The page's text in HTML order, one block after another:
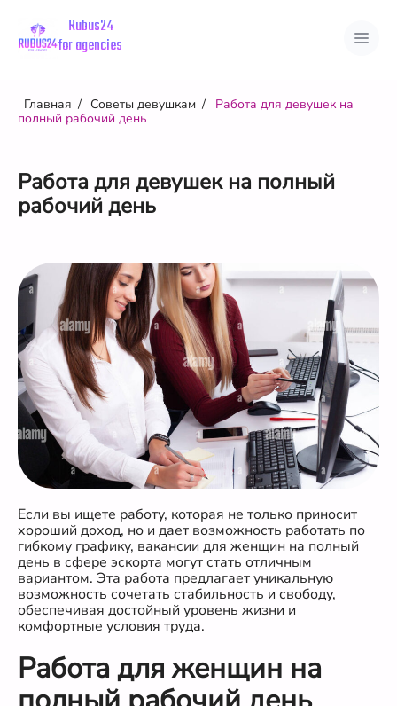
Rubus24
for agencies
Советы девушкам
Преимущества
Города
Личный кабинет
Главная Советы девушкам
Работа для девушек на
полный рабочий день
Работа для девушек на полный
рабочий день
Если вы ищете работу, которая не только приносит
хороший доход, но и дает возможность работать по
гибкому графику, вакансии для женщин на полный
день в сфере эскорта могут стать отличным
вариантом. Эта работа предлагает уникальную
возможность сочетать стабильность и свободу,
обеспечивая достойный уровень жизни и
комфортные условия труда.
Работа для женщин на